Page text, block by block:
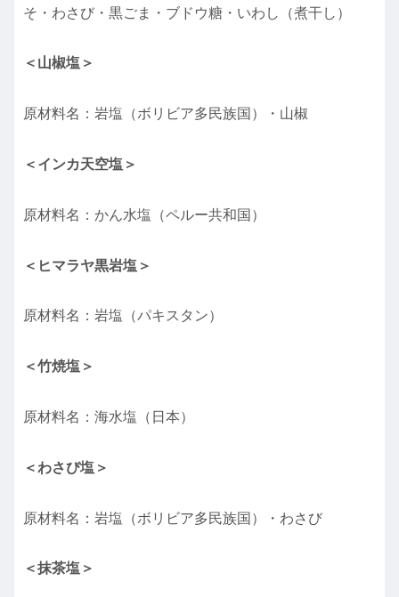
そ・わさび・黒ごま・ブドウ糖・いわし（煮干し）
＜山椒塩＞
原材料名：岩塩（ボリビア多民族国）・山椒
＜インカ天空塩＞
原材料名：かん水塩（ペルー共和国）
＜ヒマラヤ黒岩塩＞
原材料名：岩塩（パキスタン）
＜竹焼塩＞
原材料名：海水塩（日本）
＜わさび塩＞
原材料名：岩塩（ボリビア多民族国）・わさび
＜抹茶塩＞